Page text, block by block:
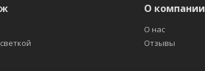
О компании
О нас
Отзывы